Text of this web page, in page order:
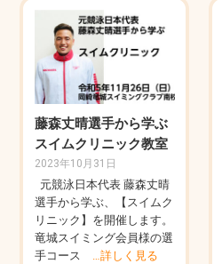
藤森丈晴選手から学ぶ
スイムクリニック教室
2023年10月31日
元競泳日本代表 藤森丈晴
選手から学ぶ、【スイムク
リニック】を開催します。
竜城スイミング会員様の選
手コース …詳しく見る